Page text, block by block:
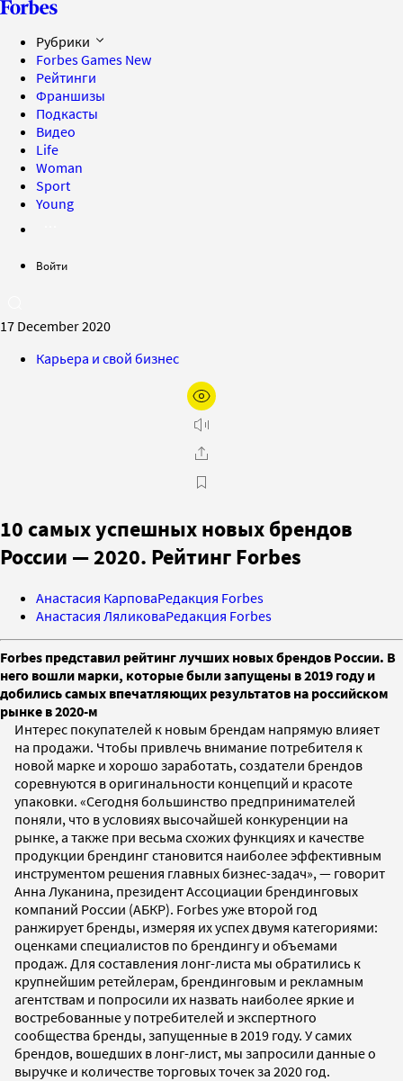
Рубрики
Forbes Games New
Рейтинги
Франшизы
Подкасты
Видео
Life
Woman
Sport
Young
Войти
17 December 2020
Карьера и свой бизнес
10 самых успешных новых брендов
России — 2020. Рейтинг Forbes
Анастасия КарповаРедакция Forbes
Анастасия ЛяликоваРедакция Forbes
Forbes представил рейтинг лучших новых брендов России. В
него вошли марки, которые были запущены в 2019 году и
добились самых впечатляющих результатов на российском
рынке в 2020-м
Интерес покупателей к новым брендам напрямую влияет
на продажи. Чтобы привлечь внимание потребителя к
новой марке и хорошо заработать, создатели брендов
соревнуются в оригинальности концепций и красоте
упаковки. «Сегодня большинство предпринимателей
поняли, что в условиях высочайшей конкуренции на
рынке, а также при весьма схожих функциях и качестве
продукции брендинг становится наиболее эффективным
инструментом решения главных бизнес-задач», — говорит
Анна Луканина, президент Ассоциации брендинговых
компаний России (АБКР). Forbes уже второй год
ранжирует бренды, измеряя их успех двумя категориями:
оценками специалистов по брендингу и объемами
продаж. Для составления лонг-листа мы обратились к
крупнейшим ретейлерам, брендинговым и рекламным
агентствам и попросили их назвать наиболее яркие и
востребованные у потребителей и экспертного
сообщества бренды, запущенные в 2019 году. У самих
брендов, вошедших в лонг-лист, мы запросили данные о
выручке и количестве торговых точек за 2020 год.